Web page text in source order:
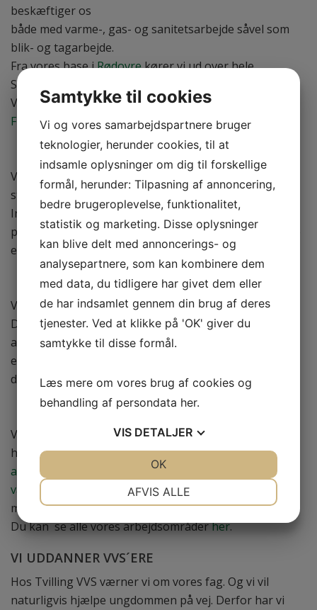
beskæftiger os
både med varme-, gas- og sanitetsarbejde såvel som
blik- og tagarbejde.
Fra vores base iRødovrekører vi ud over hele
Storkøbenhavn og Nordsjælland
Vi har bl.a. biler kørende iVanløse,Valby
Frederiksberg,Hvidovre,BallerupogGlostrup
INGEN OPGAVE ER FOR LILLE ELLER STOR
Vi servicerer både private og erhverv og udfører alle
størrelser opgaver.
Ingen kunde er for lille eller stor og alle opgaver
prioriteres højt. Det er en æressag for os, at kunderne
er tilfredse med det arbejde, vi udfører.
GRUNDIG RÅDGIVNING
Veludført arbejde begynder med grundig rådgivning.
Derfor kan du som kunde hos os være sikker på, at vi
altid sørger for at rådgive dig helt ned i detaljen, så du
er ordentlig klædt på til at træffe
det rette valg omkring udførelse af dit projekt.
VORES ARBEJDSOMRÅDER
Vi tager os af alle de gængse arbejdsopgaver, der
hører indenfor vores fag, herunderVVS-
arbejde
blikkenslagerarbejde
vandinstallationer
tagrender & nedløb
meget mere.
Du kan se alle vores arbejdsområderher.
VI UDDANNER VVS´ERE
Hos Tvilling VVS værner vi om vores fag. Og vi vil
naturligvis hjælpe ungdommen på vej. Derfor har vi
Samtykke til cookies
Vi og vores samarbejdspartnere bruger
teknologier, herunder cookies, til at
indsamle oplysninger om dig til forskellige
formål, herunder: Tilpasning af annoncering,
bedre brugeroplevelse, funktionalitet,
statistik og marketing. Disse oplysninger
kan blive delt med annoncerings- og
analysepartnere, som kan kombinere dem
med data, du tidligere har givet dem eller
de har indsamlet gennem din brug af deres
tjenester. Ved at klikke på 'OK' giver du
samtykke til disse formål.
Læs mere om vores brug af cookies og
behandling af persondata her.
VIS DETALJER
AFVIS ALLE
OK